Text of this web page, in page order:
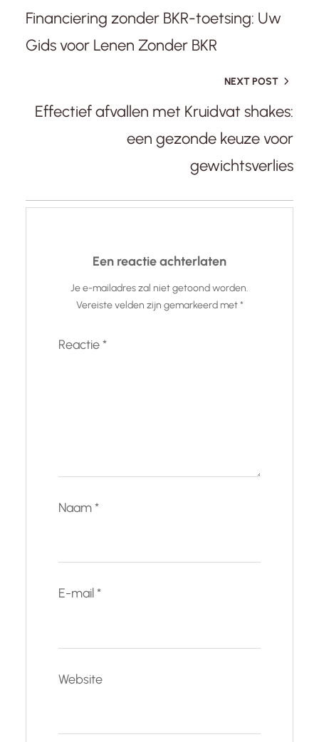
Financiering zonder BKR-toetsing: Uw
Gids voor Lenen Zonder BKR
NEXT POST
Effectief afvallen met Kruidvat shakes:
een gezonde keuze voor
gewichtsverlies
Een reactie achterlaten
Je e-mailadres zal niet getoond worden.
Vereiste velden zijn gemarkeerd met*
Reactie*
Naam*
E-mail*
Website